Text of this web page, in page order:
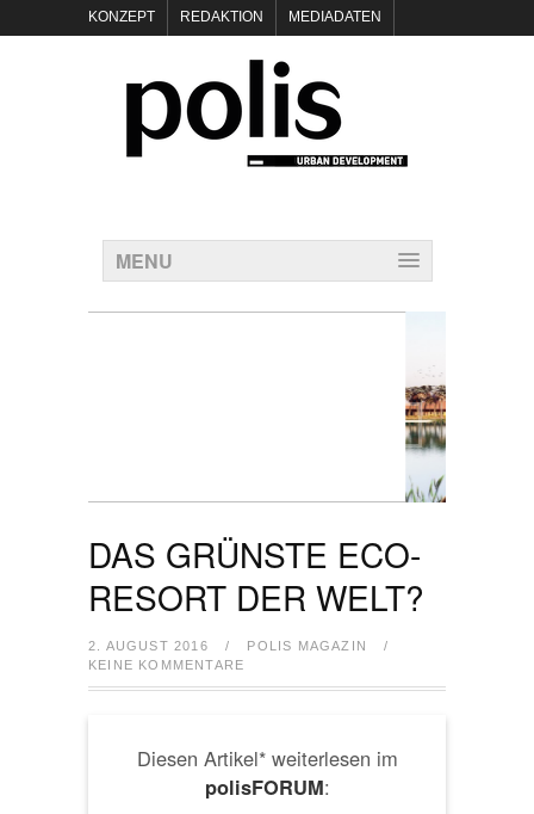
KONZEPT REDAKTION MEDIADATEN
POLIS KEYNOTES
KONTAKT DATENSCHUTZ IMPRESSUM
MENU
DAS GRÜNSTE ECO-
RESORT DER WELT?
2. AUGUST 2016 / POLIS MAGAZIN
/
KEINE KOMMENTARE
Diesen Artikel* weiterlesen im
polisFORUM: